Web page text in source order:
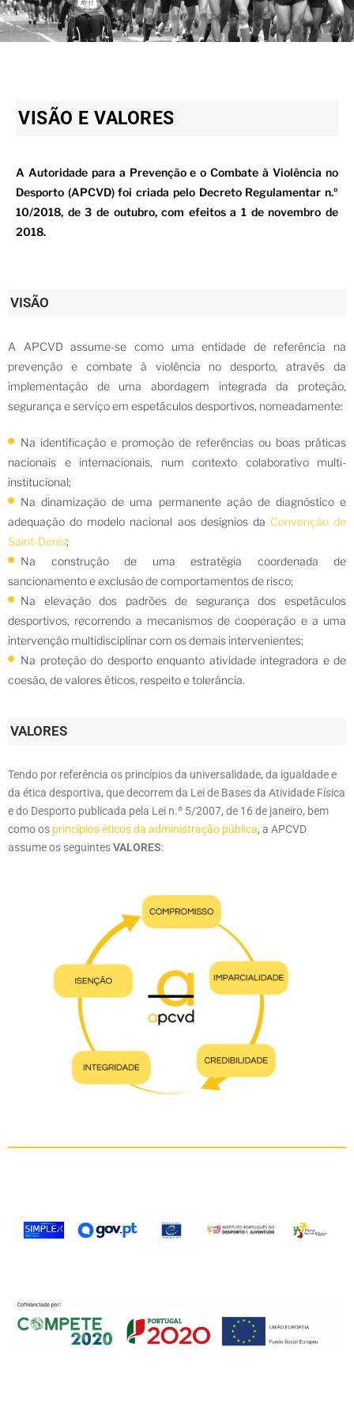
VISÃO E VALORES
A Autoridade para a Prevenção e o Combate à Violência no
Desporto (APCVD) foi criada pelo Decreto Regulamentar n.º
10/2018, de 3 de outubro, com efeitos a 1 de novembro de
2018.
VISÃO
A APCVD assume-se como uma entidade de referência na
prevenção e combate à violência no desporto, através da
implementação de uma abordagem integrada da proteção,
segurança e serviço em espetáculos desportivos, nomeadamente:
Na identificação e promoção de referências ou boas práticas
nacionais e internacionais, num contexto colaborativo multi-
institucional;
Na dinamização de uma permanente ação de diagnóstico e
adequação do modelo nacional aos desígnios da Convenção de
Saint-Denis;
Na construção de uma estratégia coordenada de
sancionamento e exclusão de comportamentos de risco;
Na elevação dos padrões de segurança dos espetáculos
desportivos, recorrendo a mecanismos de cooperação e a uma
intervenção multidisciplinar com os demais intervenientes;
Na proteção do desporto enquanto atividade integradora e de
coesão, de valores éticos, respeito e tolerância.
VALORES
Tendo por referência os princípios da universalidade, da igualdade e
da ética desportiva, que decorrem da Lei de Bases da Atividade Física
e do Desporto publicada pela Lei n.º 5/2007, de 16 de janeiro, bem
como os princípios éticos da administração pública, a APCVD
assume os seguintesVALORES: